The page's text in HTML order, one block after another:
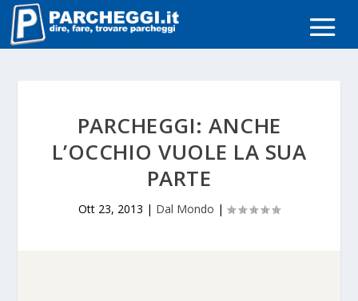
PARCHEGGI: ANCHE
L’OCCHIO VUOLE LA SUA
PARTE
Ott 23, 2013 | Dal Mondo |